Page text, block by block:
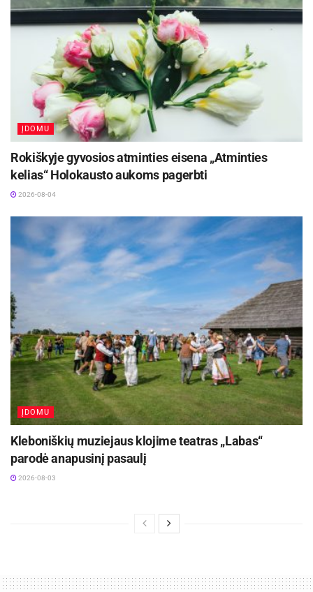
ĮDOMU
Rokiškyje gyvosios atminties eisena „Atminties
kelias“ Holokausto aukoms pagerbti
2026-08-04
ĮDOMU
Kleboniškių muziejaus klojime teatras „Labas“
parodė anapusinį pasaulį
2026-08-03